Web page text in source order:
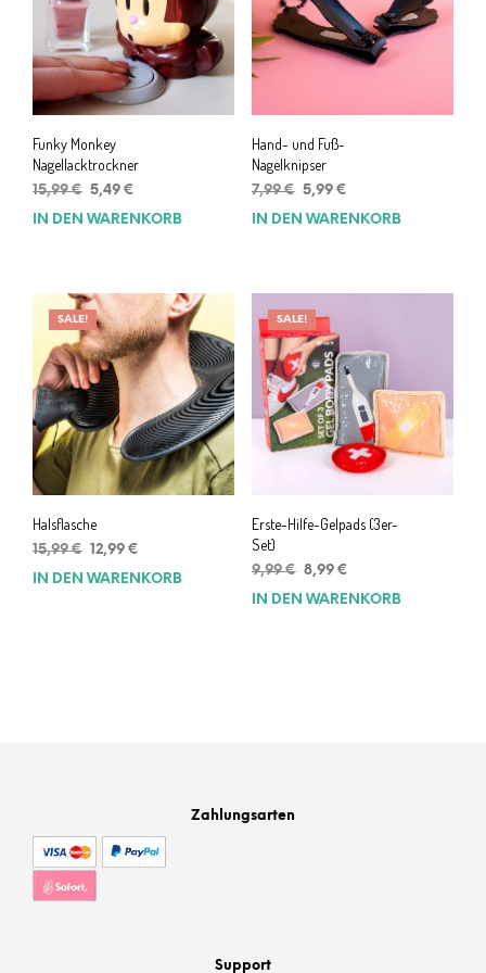
Funky Monkey
Nagellacktrockner
15,99€ Ursprünglicher
Preis
5,49 €
Preis
IN DEN WARENKORB
Hand- und Fuß-
Nagelknipser
7,99€ Ursprünglicher
Preis
5,99 €Aktueller
Preis
IN DEN WARENKORB
SALE!
Halsflasche
15,99€ Ursprünglicher
Preis
12,99 €
Preis
IN DEN WARENKORB
SALE!
Erste-Hilfe-Gelpads (3er-
Set)
9,99€ Ursprünglicher
Preis
8,99 €Aktueller
Preis
IN DEN WARENKORB
Zahlungsarten
Support